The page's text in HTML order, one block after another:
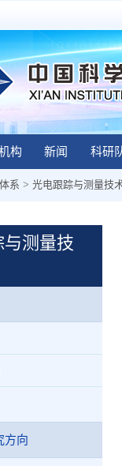
构 新闻 科研
系 > 光电跟踪与测量技
测量技
方向